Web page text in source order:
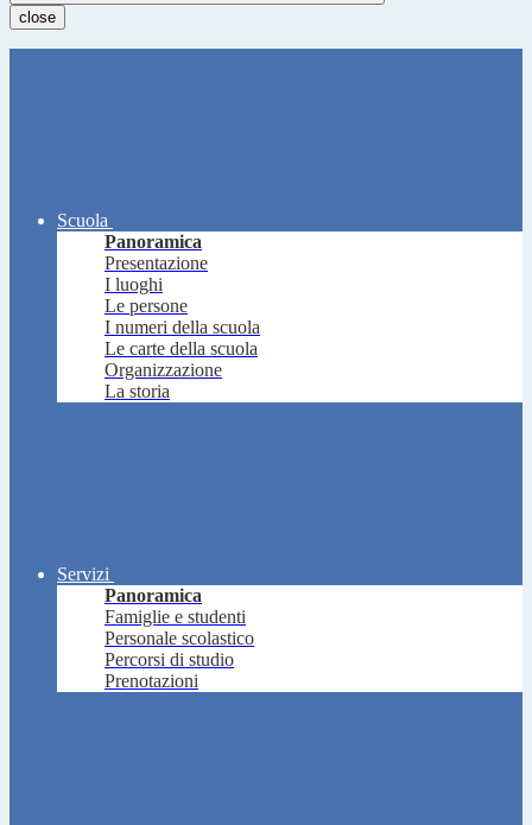
close
Scuola
Panoramica
Presentazione
I luoghi
Le persone
I numeri della scuola
Le carte della scuola
Organizzazione
La storia
Servizi
Panoramica
Famiglie e studenti
Personale scolastico
Percorsi di studio
Prenotazioni